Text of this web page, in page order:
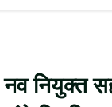
नव नियुक्त